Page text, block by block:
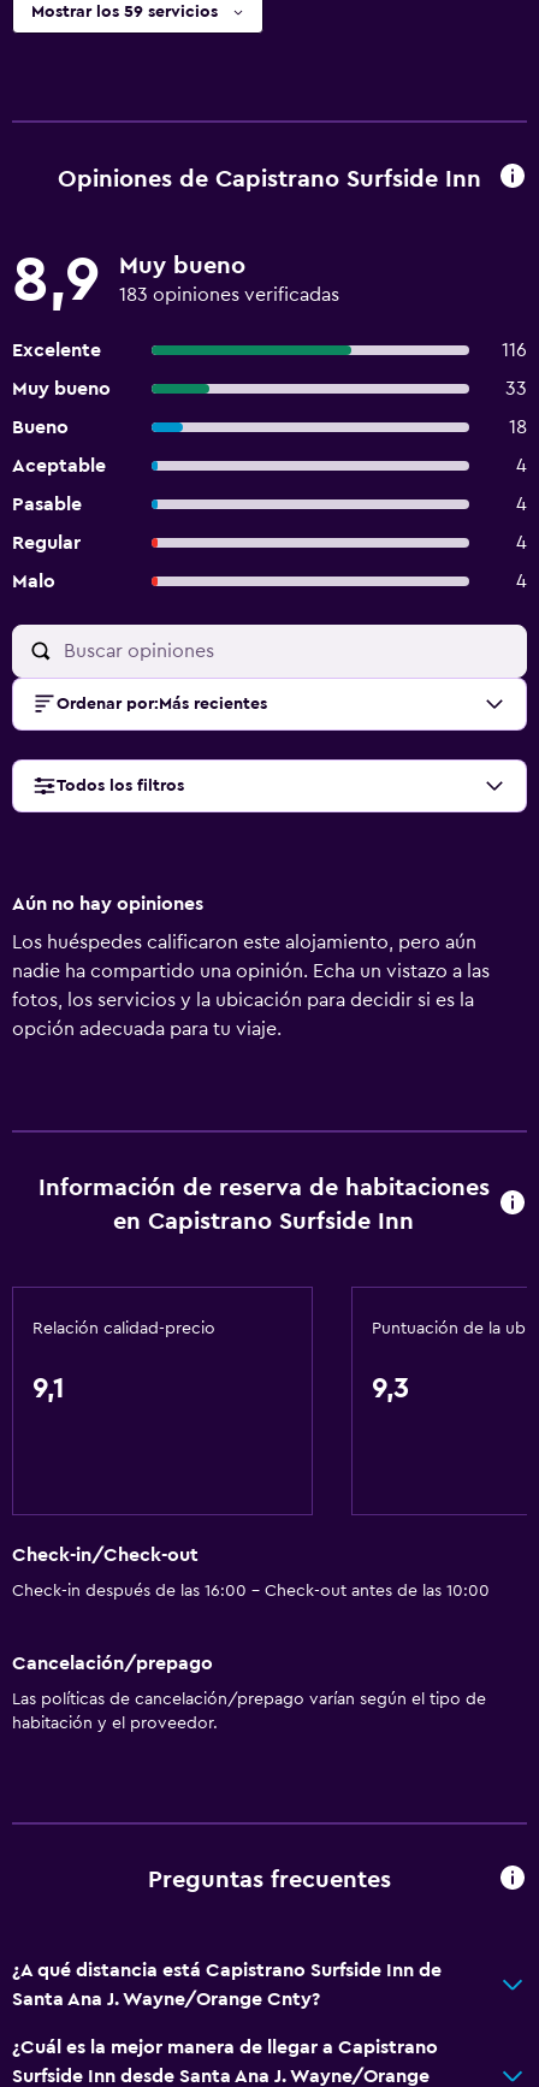
Mostrar los 59 servicios
Opiniones de Capistrano Surfside Inn
8,9 Muy bueno
183 opiniones verificadas
Excelente
116
Muy bueno
33
Bueno
18
Aceptable
4
Pasable
4
Regular
4
Malo
4
Ordenar por: Más recientes
Todos los filtros
Aún no hay opiniones
Los huéspedes calificaron este alojamiento, pero aún
nadie ha compartido una opinión. Echa un vistazo a las
fotos, los servicios y la ubicación para decidir si es la
opción adecuada para tu viaje.
Información de reserva de habitaciones
en Capistrano Surfside Inn
Relación calidad-precio
9,1
Puntuación de la
9,3
Check-in/Check-out
Check-in después de las 16:00 - Check-out antes de las 10:00
Cancelación/prepago
Las políticas de cancelación/prepago varían según el tipo de
habitación y el proveedor.
Preguntas frecuentes
¿A qué distancia está Capistrano Surfside Inn de
Santa Ana J. Wayne/Orange Cnty?
¿Cuál es la mejor manera de llegar a Capistrano
Surfside Inn desde Santa Ana J. Wayne/Orange